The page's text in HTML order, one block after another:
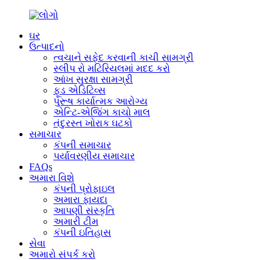
ઘર
ઉત્પાદનો
ત્વચાને સફેદ કરવાની કાચી સામગ્રી
સ્લીપ રો મટિરિયલમાં મદદ કરો
આંખ સુરક્ષા સામગ્રી
ફૂડ એડિટિવ્સ
પુરૂષ કાર્યાત્મક આરોગ્ય
એન્ટિ-એજિંગ કાચો માલ
તંદુરસ્ત ખોરાક ઘટકો
સમાચાર
કંપની સમાચાર
પર્યાવરણીય સમાચાર
FAQs
અમારા વિશે
કંપની પ્રોફાઇલ
અમારા ફાયદા
આપણી સંસ્કૃતિ
અમારી ટીમ
કંપની ઇતિહાસ
સેવા
અમારો સંપર્ક કરો